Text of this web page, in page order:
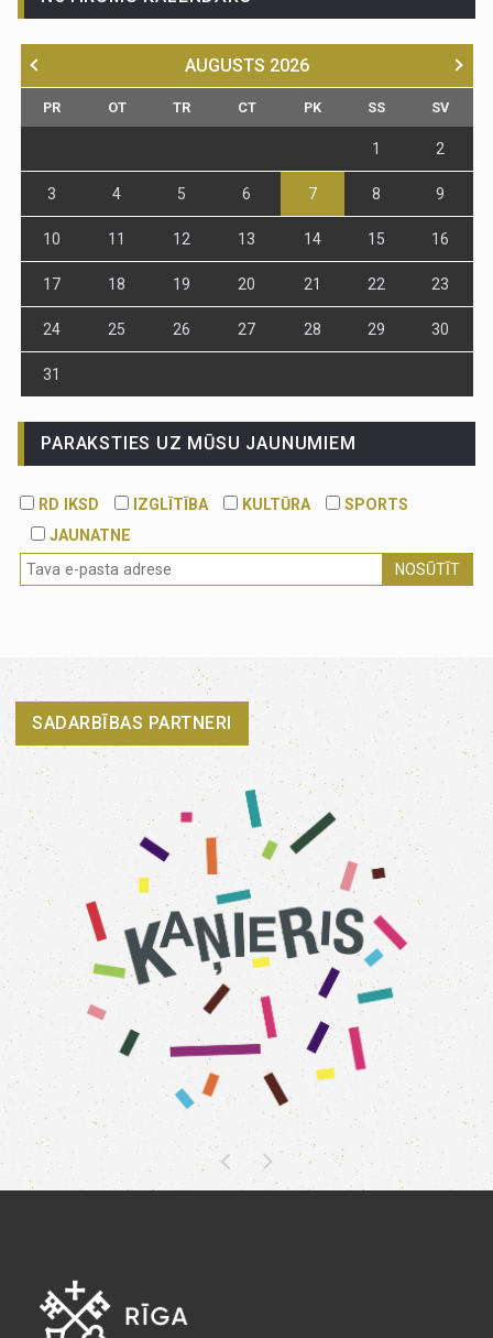
AUGUSTS 2026
PR OT TR CT PK SS SV
1 2
3 4 5 6 7 8 9
10 11 12 13 14 15 16
17 18 19 20 21 22 23
24 25 26 27 28 29 30
31
PARAKSTIES UZ MŪSU JAUNUMIEM
RD IKSD IZGLĪTĪBA KULTŪRA
SPORTS
JAUNATNE
NOSŪTĪT
SADARBĪBAS PARTNERI